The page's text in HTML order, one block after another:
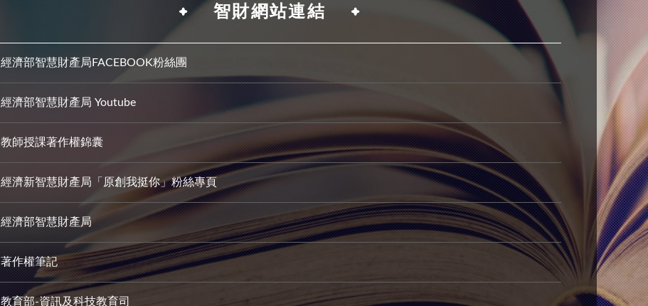
智財網站連結
經濟部智慧財產局FACEBOOK粉絲團
經濟部智慧財產局 Youtube
教師授課著作權錦囊
經濟新智慧財產局「原創我挺你」粉絲專頁
經濟部智慧財產局
著作權筆記
教育部-資訊及科技教育司